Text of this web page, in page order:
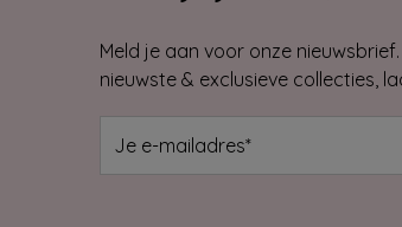
Meld je aan voor onze
nieuwste & exclusieve collecties,